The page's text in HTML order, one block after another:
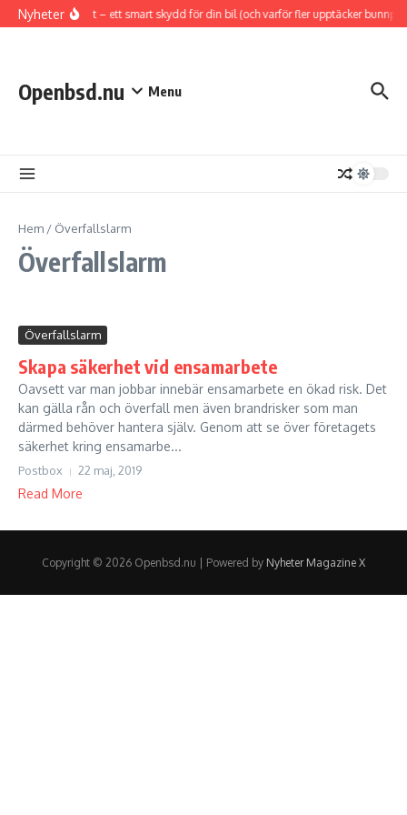
Hoppa till innehåll
NyheterHasplåt – ett smart skydd för din bil (och varför fler upptäcker
Openbsd.nu Menu
Hem / Överfallslarm
Överfallslarm
Överfallslarm
Skapa säkerhet vid ensamarbete
Oavsett var man jobbar innebär ensamarbete en ökad risk. Det
kan gälla rån och överfall men även brandrisker som man
därmed behöver hantera själv. Genom att se över företagets
säkerhet kring ensamarbe...
Postbox 22 maj, 2019
Read More
Copyright © 2026 Openbsd.nu | Powered by Nyheter Magazine X